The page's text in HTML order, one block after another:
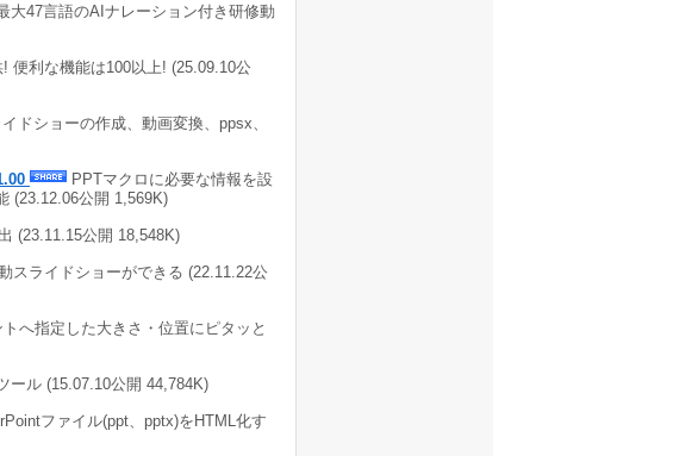
大47言語のAIナレーション付き研修動
便利な機能は100以上! (25.09.10公
ドショーの作成、動画変換、ppsx、
PPTマクロに必要な情報を設
(23.12.06公開 1,569K)
(23.11.15公開 18,548K)
スライドショーができる (22.11.22公
へ指定した大きさ・位置にピタッと
ール (15.07.10公開 44,784K)
ファイル(ppt、pptx)をHTML化す